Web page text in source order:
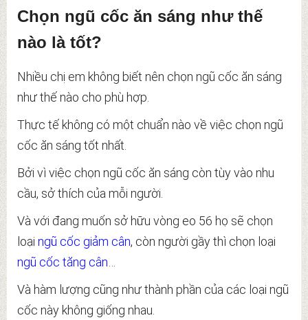
Chọn ngũ cốc ăn sáng như thế
nào là tốt?
Nhiều chị em không biết nên chọn ngũ cốc ăn sáng
như thế nào cho phù hợp.
Thực tế không có một chuẩn nào về việc chọn ngũ
cốc ăn sáng tốt nhất.
Bởi vì việc chọn ngũ cốc ăn sáng còn tùy vào nhu
cầu, sở thích của mỗi người.
Và với đang muốn sở hữu vòng eo 56 họ sẽ chọn
loại ngũ cốc giảm cân, còn người gầy thì chọn loại
ngũ cốc tăng cân
Và hàm lượng cũng như thành phần của các loại ngũ
cốc này không giống nhau.